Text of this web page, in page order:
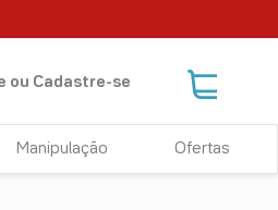
ou Cadastre-se
Manipulação Ofertas